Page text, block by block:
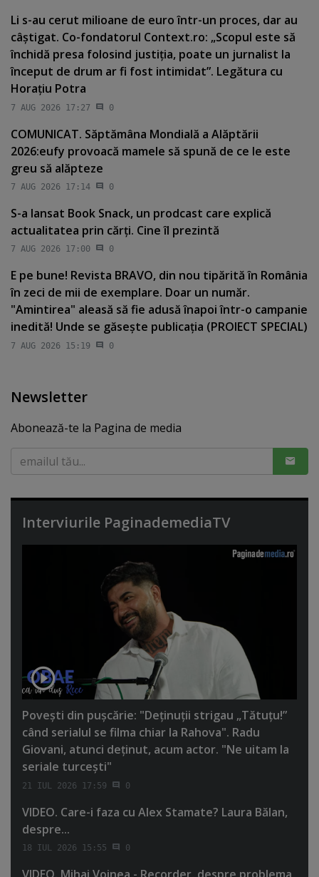
Li s-au cerut milioane de euro într-un proces, dar au
câştigat. Co-fondatorul Context.ro: „Scopul este să
închidă presa folosind justiţia, poate un jurnalist la
început de drum ar fi fost intimidat”. Legătura cu
Horaţiu Potra
7 AUG 2026 17:27 0
COMUNICAT. Săptămâna Mondială a Alăptării
2026:eufy provoacă mamele să spună de ce le este
greu să alăpteze
7 AUG 2026 17:14 0
S-a lansat Book Snack, un prodcast care explică
actualitatea prin cărţi. Cine îl prezintă
7 AUG 2026 17:00 0
E pe bune! Revista BRAVO, din nou tipărită în România
în zeci de mii de exemplare. Doar un număr.
"Amintirea" aleasă să fie adusă înapoi într-o campanie
inedită! Unde se găseşte publicaţia (PROIECT SPECIAL)
7 AUG 2026 15:19 0
Newsletter
Abonează-te la Pagina de media
Interviurile PaginademediaTV
Poveşti din puşcărie: "Deţinuţii strigau „Tătuţu!”
când serialul se filma chiar la Rahova". Radu
Giovani, atunci deţinut, acum actor. "Ne uitam la
seriale turceşti"
21 IUL 2026 17:59 0
VIDEO. Care-i faza cu Alex Stamate? Laura Bălan,
despre...
18 IUL 2026 15:55 0